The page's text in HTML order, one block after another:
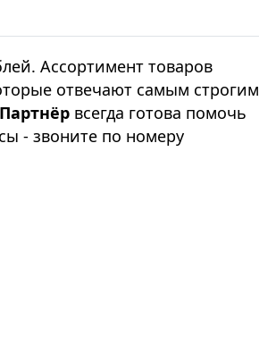
Ассортимент товаров
отвечают самым строгим
Партнёр всегда готова помочь
- звоните по номеру